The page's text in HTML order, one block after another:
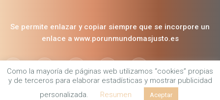
Se permite enlazar y copiar siempre que se incorpore un
enlace a www.porunmundomasjusto.es
Como la mayoría de páginas web utilizamos “cookies” propias
y de terceros para elaborar estadísticas y mostrar publicidad
personalizada.
Resumen Aceptar